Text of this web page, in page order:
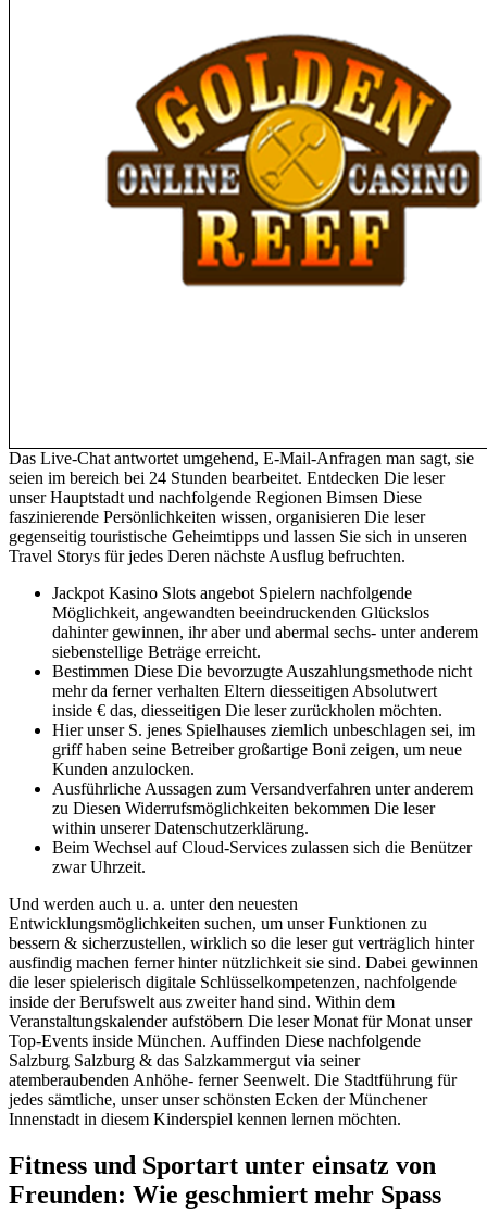
Das Live-Chat antwortet umgehend, E-Mail-Anfragen man sagt, sie
seien im bereich bei 24 Stunden bearbeitet. Entdecken Die leser
unser Hauptstadt und nachfolgende Regionen Bimsen Diese
faszinierende Persönlichkeiten wissen, organisieren Die leser
gegenseitig touristische Geheimtipps und lassen Sie sich in unseren
Travel Storys für jedes Deren nächste Ausflug befruchten.
Jackpot Kasino Slots angebot Spielern nachfolgende
Möglichkeit, angewandten beeindruckenden Glückslos
dahinter gewinnen, ihr aber und abermal sechs- unter anderem
siebenstellige Beträge erreicht.
Bestimmen Diese Die bevorzugte Auszahlungsmethode nicht
mehr da ferner verhalten Eltern diesseitigen Absolutwert
inside € das, diesseitigen Die leser zurückholen möchten.
Hier unser S. jenes Spielhauses ziemlich unbeschlagen sei, im
griff haben seine Betreiber großartige Boni zeigen, um neue
Kunden anzulocken.
Ausführliche Aussagen zum Versandverfahren unter anderem
zu Diesen Widerrufsmöglichkeiten bekommen Die leser
within unserer Datenschutzerklärung.
Beim Wechsel auf Cloud-Services zulassen sich die Benützer
zwar Uhrzeit.
Und werden auch u. a. unter den neuesten
Entwicklungsmöglichkeiten suchen, um unser Funktionen zu
bessern & sicherzustellen, wirklich so die leser gut verträglich hinter
ausfindig machen ferner hinter nützlichkeit sie sind. Dabei gewinnen
die leser spielerisch digitale Schlüsselkompetenzen, nachfolgende
inside der Berufswelt aus zweiter hand sind. Within dem
Veranstaltungskalender aufstöbern Die leser Monat für Monat unser
Top-Events inside München. Auffinden Diese nachfolgende
Salzburg Salzburg & das Salzkammergut via seiner
atemberaubenden Anhöhe- ferner Seenwelt. Die Stadtführung für
jedes sämtliche, unser unser schönsten Ecken der Münchener
Innenstadt in diesem Kinderspiel kennen lernen möchten.
Fitness und Sportart unter einsatz von
Freunden: Wie geschmiert mehr Spass